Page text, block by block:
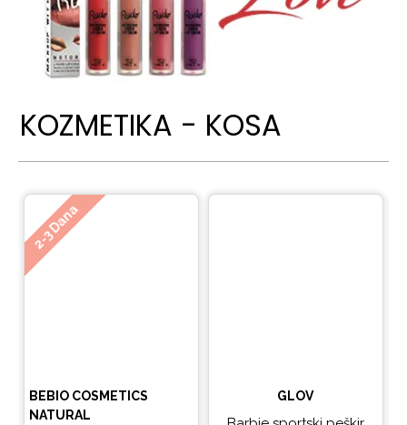
KOZMETIKA - KOSA
2-3 Dana
BEBIO COSMETICS
NATURAL
GLOV